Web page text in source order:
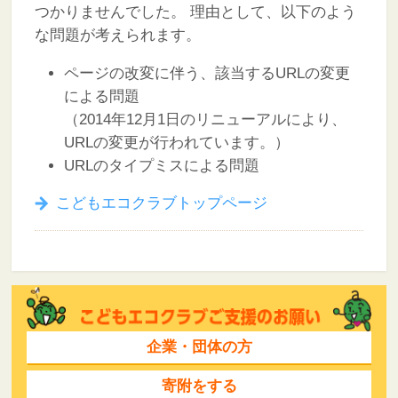
つかりませんでした。
理由として、以下のよう
な問題が考えられます。
ページの改変に伴う、該当するURLの変更
による問題
（2014年12月1日のリニューアルにより、
URLの変更が行われています。）
URLのタイプミスによる問題
こどもエコクラブトップページ
企業・団体の方
寄附をする